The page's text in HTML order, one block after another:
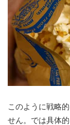
このように戦略
せん。では具体